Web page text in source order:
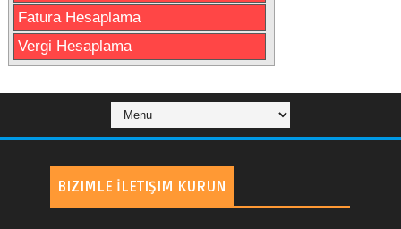
Fatura Hesaplama
Vergi Hesaplama
BIZIMLE İLETIŞIM KURUN